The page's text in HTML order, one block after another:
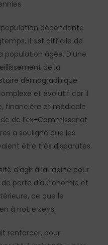
population dépendante
il est difficile de
population âgée. D’une
de la
démographique
et évolutif car il
financière et médicale
de l’ex-Commissariat
a souligné que les
être très disparates.
d’agir à la racine pour
perte d’autonomie et
ce que le
à notre sens.
renforcer, pour